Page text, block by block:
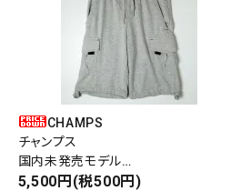
CHAMPS
チャンプス
国内未発売モデル
SWEAT CARGOSHORTS
5,500円(税500円)